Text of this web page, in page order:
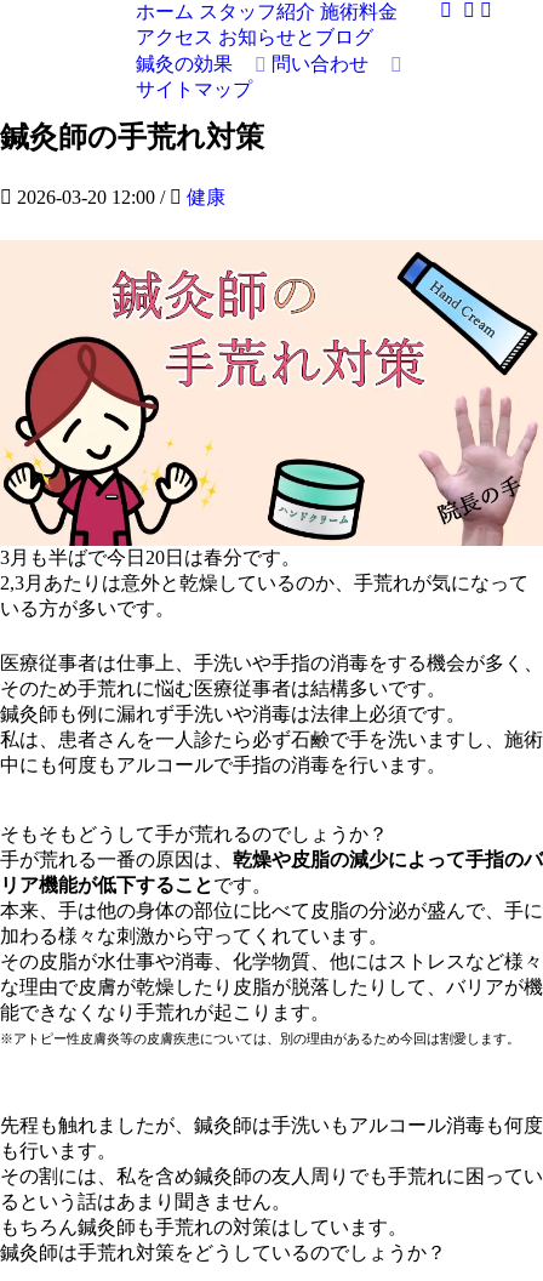
ホーム スタッフ紹介 施術料金
アクセス お知らせとブログ
鍼灸の効果
問い合わせ
サイトマップ
鍼灸師の手荒れ対策
2026-03-20 12:00 / 健康
3月も半ばで今日20日は春分です。
2,3月あたりは意外と乾燥しているのか、手荒れが気になって
いる方が多いです。
医療従事者は仕事上、手洗いや手指の消毒をする機会が多く、
そのため手荒れに悩む医療従事者は結構多いです。
鍼灸師も例に漏れず手洗いや消毒は法律上必須です。
私は、患者さんを一人診たら必ず石鹸で手を洗いますし、施術
中にも何度もアルコールで手指の消毒を行います。
そもそもどうして手が荒れるのでしょうか？
手が荒れる一番の原因は、 乾燥や皮脂の減少によって手指のバ
リア機能が低下することです。
本来、手は他の身体の部位に比べて皮脂の分泌が盛んで、手に
加わる様々な刺激から守ってくれています。
その皮脂が水仕事や消毒、化学物質、他にはストレスなど様々
な理由で皮膚が乾燥したり皮脂が脱落したりして、バリアが機
能できなくなり手荒れが起こります。
※アトピー性皮膚炎等の皮膚疾患については、別の理由があるため今回は割愛します。
先程も触れましたが、鍼灸師は手洗いもアルコール消毒も何度
も行います。
その割には、私を含め鍼灸師の友人周りでも手荒れに困ってい
るという話はあまり聞きません。
もちろん鍼灸師も手荒れの対策はしています。
鍼灸師は手荒れ対策をどうしているのでしょうか？